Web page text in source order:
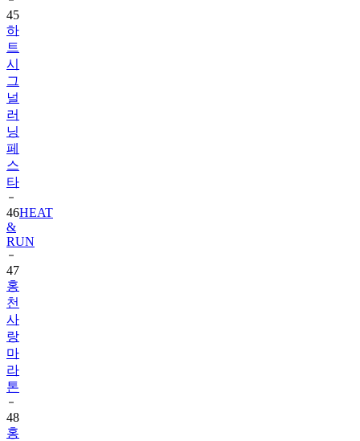
45
하
트
시
그
널
러
닝
페
스
타
46HEAT
&
RUN
47
홍
천
사
랑
마
라
톤
48
홍